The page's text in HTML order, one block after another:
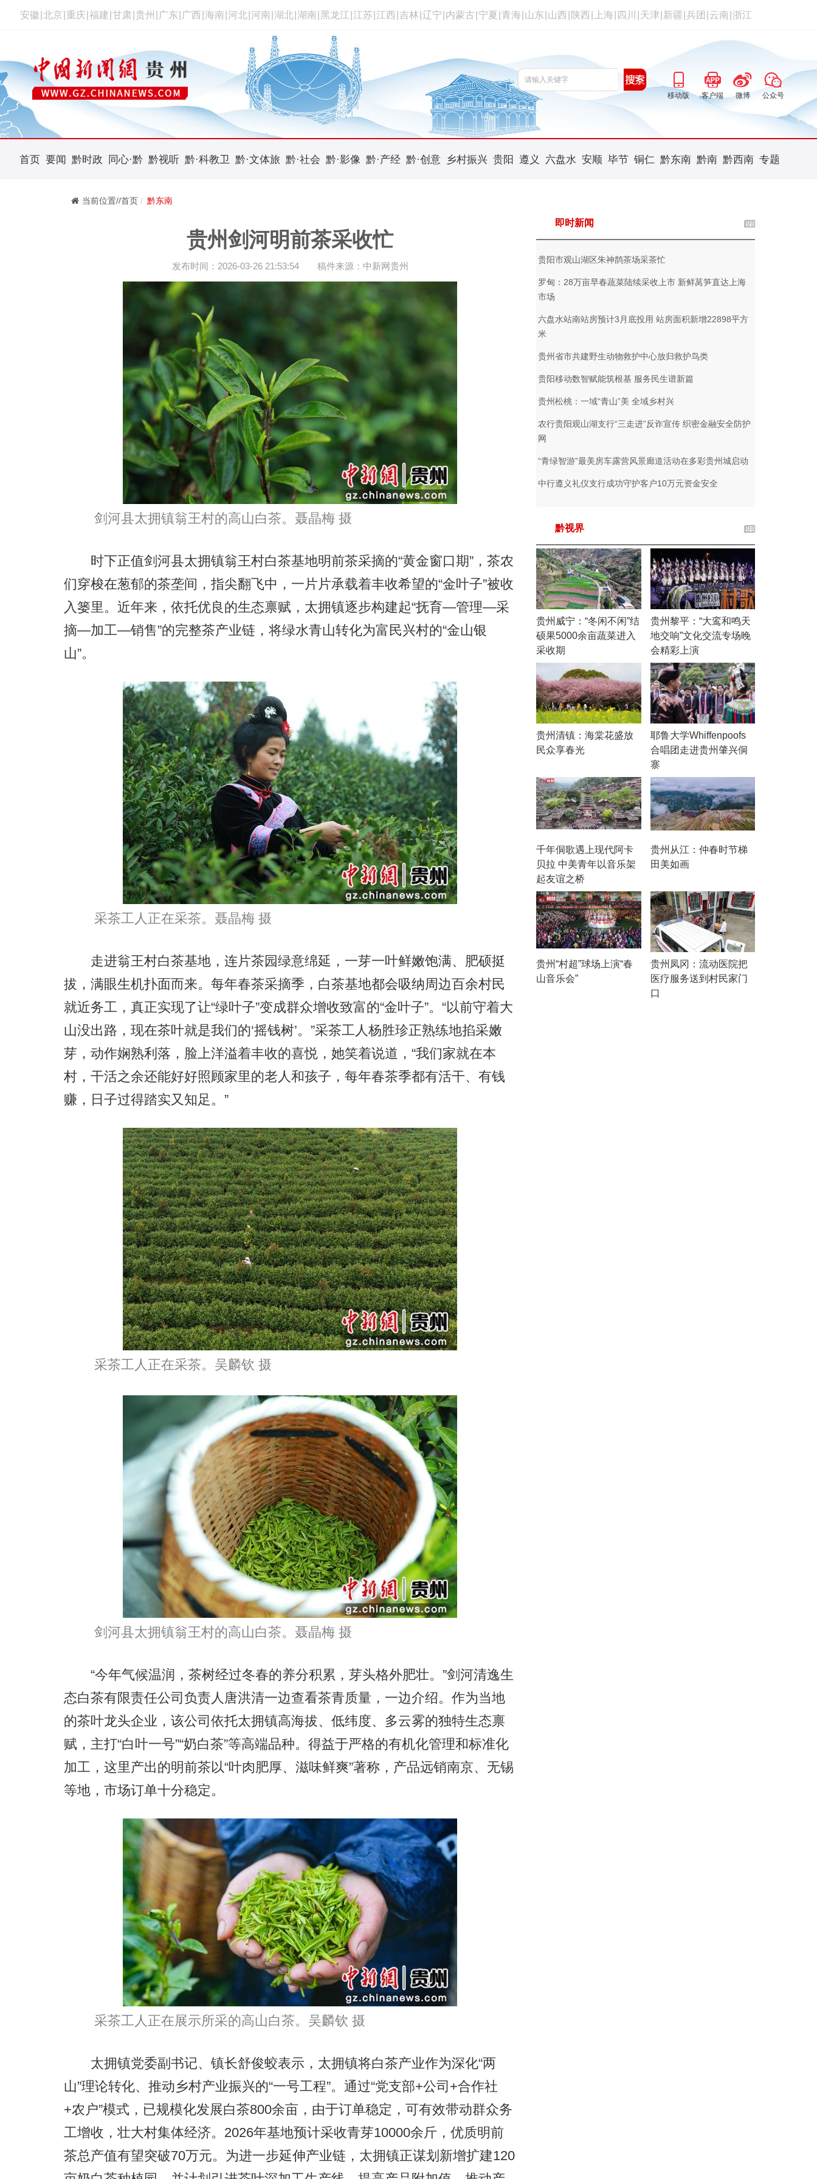
安徽 北京 重庆 福建 甘肃 贵州 广东 广西 海南 河北 河南 湖北 湖南 黑龙江 江苏 江西 吉林 辽宁 内蒙古 宁夏 青海 山东 山西 陕西 上海 四川 天津 新疆 兵团 云南 浙江
移动版 客户端 微博 公众号
首页 要闻 黔时政 同心·黔 黔视听 黔·科教卫 黔·文体旅 黔·社会 黔·影像 黔·产经 黔·创意 乡村振兴 贵阳 遵义 六盘水 安顺 毕节 铜仁 黔东南 黔南 黔西南 专题
当前位置//首页 黔东南
贵州剑河明前茶采收忙
发布时间：2026-03-26 21:53:54 稿件来源：中新网贵州
剑河县太拥镇翁王村的高山白茶。聂晶梅 摄
时下正值剑河县太拥镇翁王村白茶基地明前茶采摘的“黄金窗口期”，茶农
们穿梭在葱郁的茶垄间，指尖翻飞中，一片片承载着丰收希望的“金叶子”被收
入篓里。近年来，依托优良的生态禀赋，太拥镇逐步构建起“抚育—管理—采
摘—加工—销售”的完整茶产业链，将绿水青山转化为富民兴村的“金山银
山”。
采茶工人正在采茶。聂晶梅 摄
走进翁王村白茶基地，连片茶园绿意绵延，一芽一叶鲜嫩饱满、肥硕挺
拔，满眼生机扑面而来。每年春茶采摘季，白茶基地都会吸纳周边百余村民
就近务工，真正实现了让“绿叶子”变成群众增收致富的“金叶子”。“以前守着大
山没出路，现在茶叶就是我们的‘摇钱树’。”采茶工人杨胜珍正熟练地掐采嫩
芽，动作娴熟利落，脸上洋溢着丰收的喜悦，她笑着说道，“我们家就在本
村，干活之余还能好好照顾家里的老人和孩子，每年春茶季都有活干、有钱
赚，日子过得踏实又知足。”
采茶工人正在采茶。吴麟钦 摄
剑河县太拥镇翁王村的高山白茶。聂晶梅 摄
“今年气候温润，茶树经过冬春的养分积累，芽头格外肥壮。”剑河清逸生
态白茶有限责任公司负责人唐洪清一边查看茶青质量，一边介绍。作为当地
的茶叶龙头企业，该公司依托太拥镇高海拔、低纬度、多云雾的独特生态禀
赋，主打“白叶一号”“奶白茶”等高端品种。得益于严格的有机化管理和标准化
加工，这里产出的明前茶以“叶肉肥厚、滋味鲜爽”著称，产品远销南京、无锡
等地，市场订单十分稳定。
采茶工人正在展示所采的高山白茶。吴麟钦 摄
太拥镇党委副书记、镇长舒俊蛟表示，太拥镇将白茶产业作为深化“两
山”理论转化、推动乡村产业振兴的“一号工程”。通过“党支部+公司+合作社
+农户”模式，已规模化发展白茶800余亩，由于订单稳定，可有效带动群众务
工增收，壮大村集体经济。2026年基地预计采收青芽10000余斤，优质明前
茶总产值有望突破70万元。为进一步延伸产业链，太拥镇正谋划新增扩建120
即时新闻
贵阳市观山湖区朱神鹊茶场采茶忙
罗甸：28万亩早春蔬菜陆续采收上市 新鲜莴笋直达上海
市场
六盘水站南站房预计3月底投用 站房面积新增22898平方
米
贵州省市共建野生动物救护中心放归救护鸟类
贵阳移动数智赋能筑根基 服务民生谱新篇
贵州松桃：一域“青山”美 全域乡村兴
农行贵阳观山湖支行“三走进”反诈宣传 织密金融安全防护
网
“青绿智游”最美房车露营风景廊道活动在多彩贵州城启动
中行遵义礼仪支行成功守护客户10万元资金安全
黔视界
贵州威宁：“冬闲不闲”结
硕果5000余亩蔬菜进入
采收期
贵州黎平：“大鸾和鸣天
地交响”文化交流专场晚
会精彩上演
贵州清镇：海棠花盛放
民众享春光
耶鲁大学Whiffenpoofs
合唱团走进贵州肇兴侗
寨
千年侗歌遇上现代阿卡
贝拉 中美青年以音乐架
起友谊之桥
贵州从江：仲春时节梯
田美如画
贵州“村超”球场上演“春
山音乐会”
贵州凤冈：流动医院把
医疗服务送到村民家门
口